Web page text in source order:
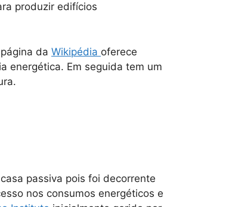
produzir edifícios
da Wikipédia oferece
energética. Em seguida tem um
passiva pois foi decorrente
nos consumos energéticos e